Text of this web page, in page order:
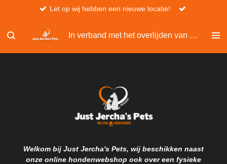
naar
hoofdinhoud
In verband met het overlijden van Christel, kan er niet besteld worden via de website.
Let op wij hebben een nieuwe locatie!
Welkom bij Just Jercha's Pets, wij beschikken naast
onze online hondenwebshop ook over een fysieke